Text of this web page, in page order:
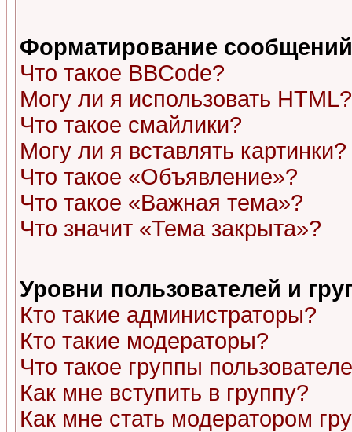
Форматирование
Что такое BBCode?
Могу ли я использовать HTML?
Что такое смайлики?
Могу ли я вставлять картинки?
Что такое «Объявление»?
Что такое «Важная тема»?
Что значит «Тема закрыта»?
Уровни пользователей и
Кто такие администраторы?
Кто такие модераторы?
Что такое группы
Как мне вступить в группу?
Как мне стать модератором